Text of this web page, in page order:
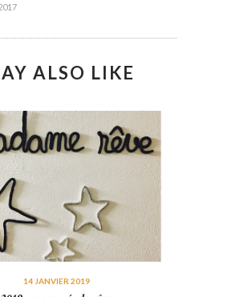
ALSO LIKE
14 JANVIER 2019